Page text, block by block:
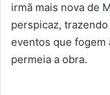
irmã mais nova de
perspicaz,
eventos que fogem
permeia a obra.